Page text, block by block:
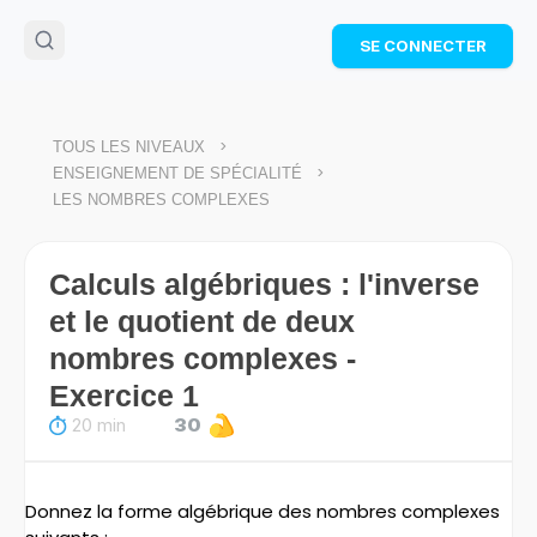
🌴Cahier de vacances offert
: révise les maths cet
Télécharge ton PDF gratuit et progresse avec des
SE CONNECTER
TOUS LES NIVEAUX >
ENSEIGNEMENT DE SPÉCIALITÉ >
LES NOMBRES COMPLEXES
Calculs algébriques : l'inverse
et le quotient de deux
nombres complexes -
Exercice 1
20 min 30
Donnez la forme algébrique des nombres complexes